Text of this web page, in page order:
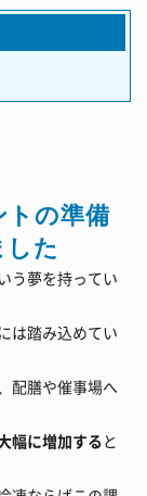
トの準備
た
う夢を持ってい
は踏み込めてい
配膳や催事場へ
幅に増加すると